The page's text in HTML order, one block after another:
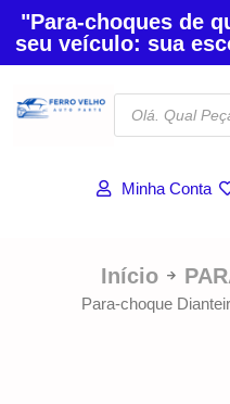
"Para-choques de
seu veículo: sua
Minha Conta
Início
Para-choque